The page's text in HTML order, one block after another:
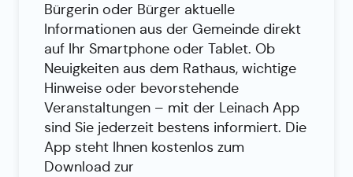
Bürgerin oder Bürger aktuelle
Informationen aus der Gemeinde direkt
auf Ihr Smartphone oder Tablet. Ob
Neuigkeiten aus dem Rathaus, wichtige
Hinweise oder bevorstehende
Veranstaltungen – mit der Leinach App
sind Sie jederzeit bestens informiert. Die
App steht Ihnen kostenlos zum
Download zur